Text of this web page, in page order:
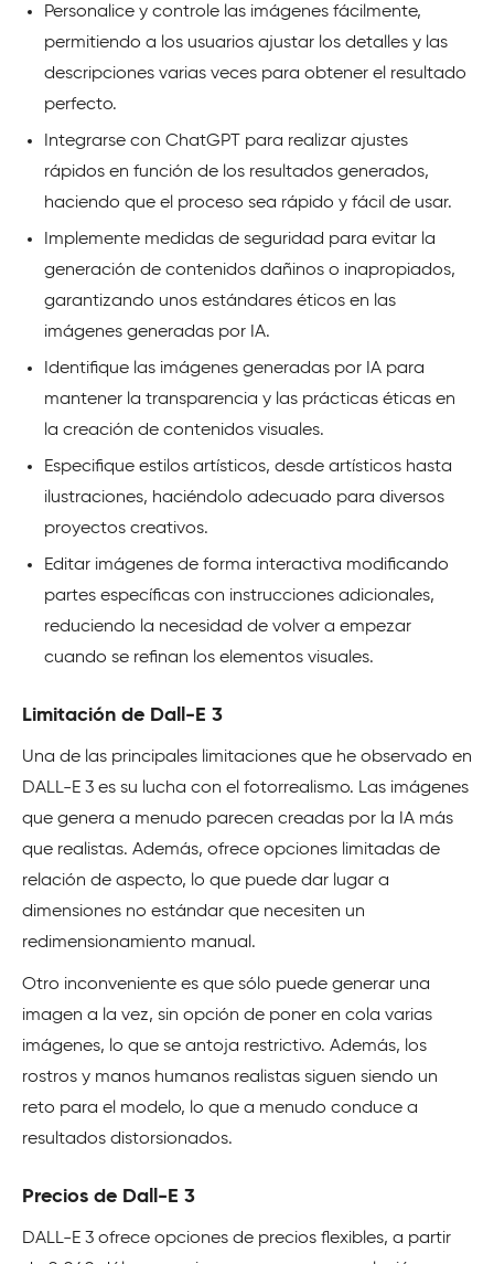
Personalice y controle las imágenes fácilmente,
permitiendo a los usuarios ajustar los detalles y las
descripciones varias veces para obtener el resultado
perfecto.
Integrarse con ChatGPT para realizar ajustes
rápidos en función de los resultados generados,
haciendo que el proceso sea rápido y fácil de usar.
Implemente medidas de seguridad para evitar la
generación de contenidos dañinos o inapropiados,
garantizando unos estándares éticos en las
imágenes generadas por IA.
Identifique las imágenes generadas por IA para
mantener la transparencia y las prácticas éticas en
la creación de contenidos visuales.
Especifique estilos artísticos, desde artísticos hasta
ilustraciones, haciéndolo adecuado para diversos
proyectos creativos.
Editar imágenes de forma interactiva modificando
partes específicas con instrucciones adicionales,
reduciendo la necesidad de volver a empezar
cuando se refinan los elementos visuales.
Limitación de Dall-E 3
Una de las principales limitaciones que he observado en
DALL-E 3 es su lucha con el fotorrealismo. Las imágenes
que genera a menudo parecen creadas por la IA más
que realistas. Además, ofrece opciones limitadas de
relación de aspecto, lo que puede dar lugar a
dimensiones no estándar que necesiten un
redimensionamiento manual.
Otro inconveniente es que sólo puede generar una
imagen a la vez, sin opción de poner en cola varias
imágenes, lo que se antoja restrictivo. Además, los
rostros y manos humanos realistas siguen siendo un
reto para el modelo, lo que a menudo conduce a
resultados distorsionados.
Precios de Dall-E 3
DALL-E 3 ofrece opciones de precios flexibles, a partir